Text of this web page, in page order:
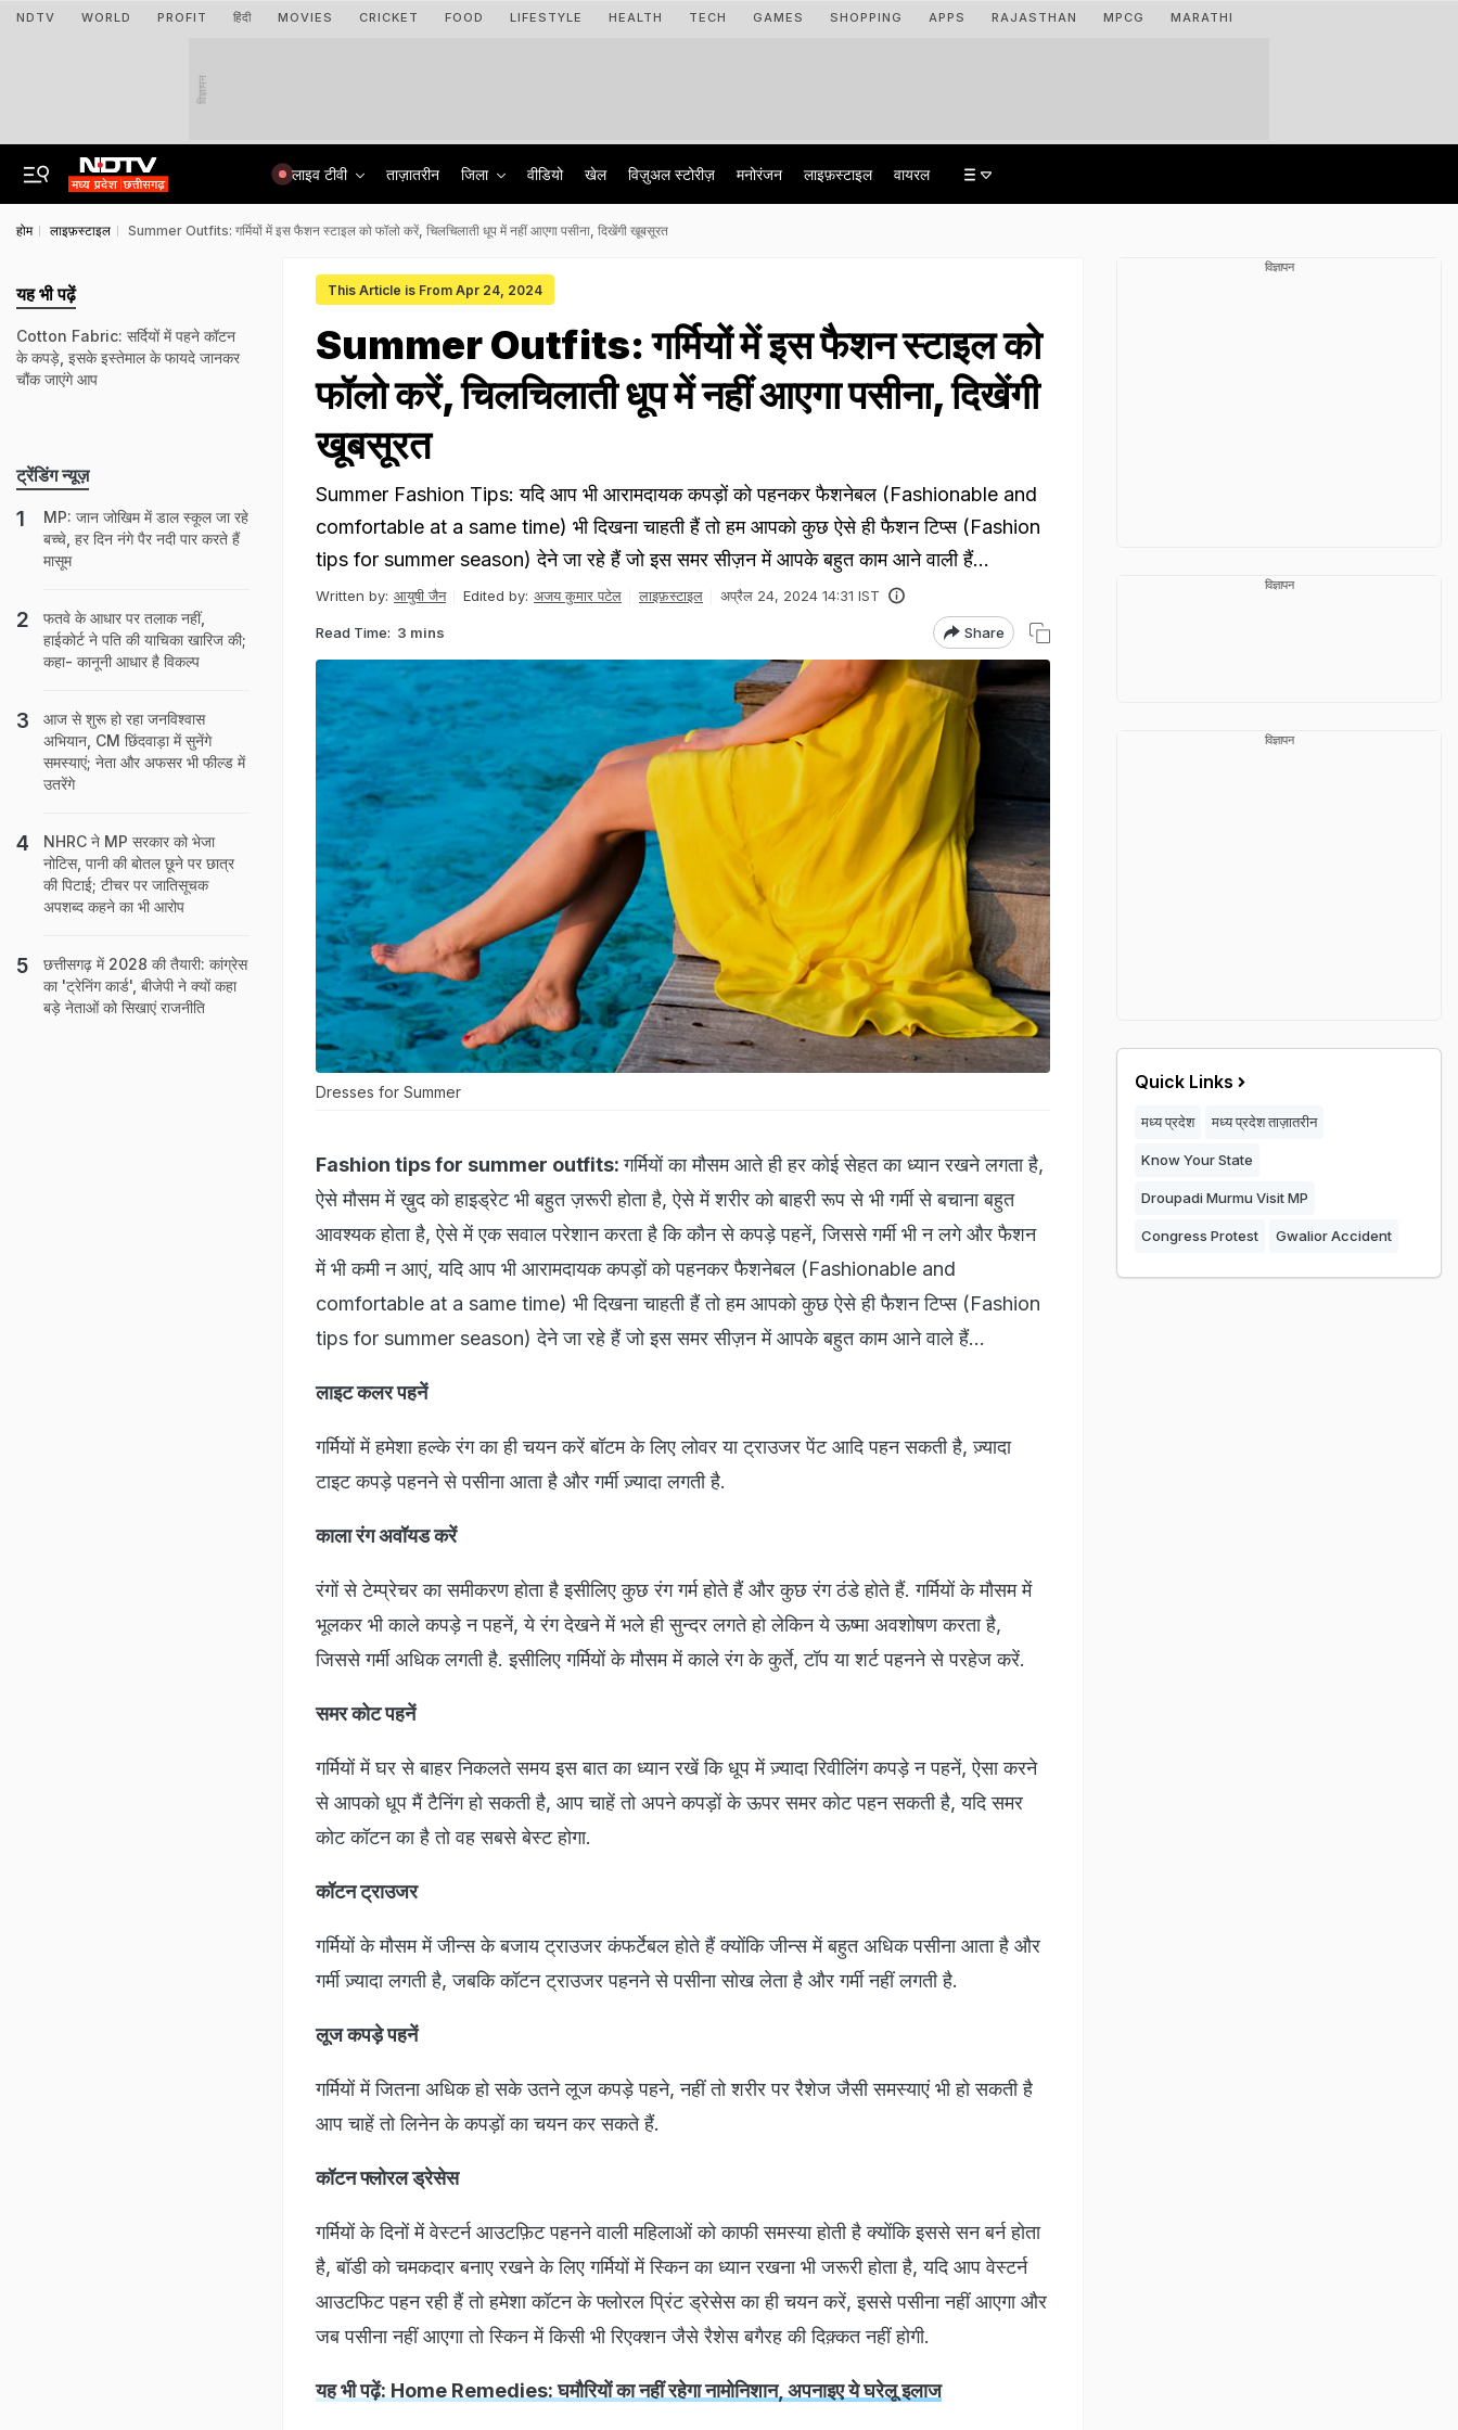
NDTV WORLD PROFIT हिंदी MOVIES CRICKET FOOD LIFESTYLE HEALTH TECH GAMES SHOPPING APPS RAJASTHAN MPCG MARATHI
विज्ञापन
लाइव टीवी ताज़ातरीन जिला वीडियो खेल विज़ुअल स्टोरीज़ मनोरंजन लाइफ़स्टाइल वायरल
होम लाइफ़स्टाइल Summer Outfits: गर्मियों में इस फैशन स्टाइल को फॉलो करें, चिलचिलाती धूप में नहीं आएगा पसीना, दिखेंगी खूबसूरत
This Article is From Apr 24, 2024
Summer Outfits: गर्मियों में इस फैशन स्टाइल को
फॉलो करें, चिलचिलाती धूप में नहीं आएगा पसीना, दिखेंगी
खूबसूरत
Summer Fashion Tips: यदि आप भी आरामदायक कपड़ों को पहनकर फैशनेबल (Fashionable and
comfortable at a same time) भी दिखना चाहती हैं तो हम आपको कुछ ऐसे ही फैशन टिप्स (Fashion
tips for summer season) देने जा रहे हैं जो इस समर सीज़न में आपके बहुत काम आने वाली हैं...
Written by: आयुषी जैन Edited by: अजय कुमार पटेल लाइफ़स्टाइल अप्रैल 24, 2024 14:31 IST
Read Time: 3 mins Share
Dresses for Summer
Fashion tips for summer outfits:गर्मियों का मौसम आते ही हर कोई सेहत का ध्यान रखने लगता है,
ऐसे मौसम में ख़ुद को हाइड्रेट भी बहुत ज़रूरी होता है, ऐसे में शरीर को बाहरी रूप से भी गर्मी से बचाना बहुत
आवश्यक होता है, ऐसे में एक सवाल परेशान करता है कि कौन से कपड़े पहनें, जिससे गर्मी भी न लगे और फैशन
में भी कमी न आएं, यदि आप भी आरामदायक कपड़ों को पहनकर फैशनेबल (Fashionable and
comfortable at a same time) भी दिखना चाहती हैं तो हम आपको कुछ ऐसे ही फैशन टिप्स (Fashion
tips for summer season) देने जा रहे हैं जो इस समर सीज़न में आपके बहुत काम आने वाले हैं...
लाइट कलर पहनें
गर्मियों में हमेशा हल्के रंग का ही चयन करें बॉटम के लिए लोवर या ट्राउजर पेंट आदि पहन सकती है, ज़्यादा
टाइट कपड़े पहनने से पसीना आता है और गर्मी ज़्यादा लगती है.
काला रंग अवॉयड करें
रंगों से टेम्प्रेचर का समीकरण होता है इसीलिए कुछ रंग गर्म होते हैं और कुछ रंग ठंडे होते हैं. गर्मियों के मौसम में
भूलकर भी काले कपड़े न पहनें, ये रंग देखने में भले ही सुन्दर लगते हो लेकिन ये ऊष्मा अवशोषण करता है,
जिससे गर्मी अधिक लगती है. इसीलिए गर्मियों के मौसम में काले रंग के कुर्ते, टॉप या शर्ट पहनने से परहेज करें.
समर कोट पहनें
गर्मियों में घर से बाहर निकलते समय इस बात का ध्यान रखें कि धूप में ज़्यादा रिवीलिंग कपड़े न पहनें, ऐसा करने
से आपको धूप मैं टैनिंग हो सकती है, आप चाहें तो अपने कपड़ों के ऊपर समर कोट पहन सकती है, यदि समर
कोट कॉटन का है तो वह सबसे बेस्ट होगा.
कॉटन ट्राउजर
गर्मियों के मौसम में जीन्स के बजाय ट्राउजर कंफर्टेबल होते हैं क्योंकि जीन्स में बहुत अधिक पसीना आता है और
गर्मी ज़्यादा लगती है, जबकि कॉटन ट्राउजर पहनने से पसीना सोख लेता है और गर्मी नहीं लगती है.
लूज कपड़े पहनें
गर्मियों में जितना अधिक हो सके उतने लूज कपड़े पहने, नहीं तो शरीर पर रैशेज जैसी समस्याएं भी हो सकती है
आप चाहें तो लिनेन के कपड़ों का चयन कर सकते हैं.
कॉटन फ्लोरल ड्रेसेस
गर्मियों के दिनों में वेस्टर्न आउटफ़िट पहनने वाली महिलाओं को काफी समस्या होती है क्योंकि इससे सन बर्न होता
है, बॉडी को चमकदार बनाए रखने के लिए गर्मियों में स्किन का ध्यान रखना भी जरूरी होता है, यदि आप वेस्टर्न
आउटफिट पहन रही हैं तो हमेशा कॉटन के फ्लोरल प्रिंट ड्रेसेस का ही चयन करें, इससे पसीना नहीं आएगा और
जब पसीना नहीं आएगा तो स्किन में किसी भी रिएक्शन जैसे रैशेस बगैरह की दिक़्कत नहीं होगी.
यह भी पढ़ें: Home Remedies: घमौरियों का नहीं रहेगा नामोनिशान, अपनाइए ये घरेलू इलाज
यह भी पढ़ें
Cotton Fabric: सर्दियों में पहने कॉटन
के कपड़े, इसके इस्तेमाल के फायदे जानकर
चौंक जाएंगे आप
ट्रेंडिंग न्यूज़
MP: जान जोखिम में डाल स्कूल जा रहे
बच्चे, हर दिन नंगे पैर नदी पार करते हैं
मासूम
फतवे के आधार पर तलाक नहीं,
हाईकोर्ट ने पति की याचिका खारिज की;
कहा- कानूनी आधार है विकल्प
आज से शुरू हो रहा जनविश्वास
अभियान, CM छिंदवाड़ा में सुनेंगे
समस्याएं; नेता और अफसर भी फील्ड में
उतरेंगे
NHRC ने MP सरकार को भेजा
नोटिस, पानी की बोतल छूने पर छात्र
की पिटाई; टीचर पर जातिसूचक
अपशब्द कहने का भी आरोप
छत्तीसगढ़ में 2028 की तैयारी: कांग्रेस
का 'ट्रेनिंग कार्ड', बीजेपी ने क्‍यों कहा
बड़े नेताओं को सिखाएं राजनीति
विज्ञापन
विज्ञापन
विज्ञापन
Quick Links
मध्य प्रदेश मध्य प्रदेश ताज़ातरीन
Know Your State
Droupadi Murmu Visit MP
Congress Protest Gwalior Accident